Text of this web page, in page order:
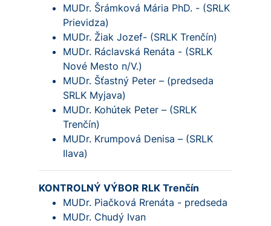
MUDr. Šrámková Mária PhD. - (SRLK
Prievidza)
MUDr. Žiak Jozef- (SRLK Trenčín)
MUDr. Ráclavská Renáta - (SRLK
Nové Mesto n/V.)
MUDr. Šťastný Peter – (predseda
SRLK Myjava)
MUDr. Kohútek Peter – (SRLK
Trenčín)
MUDr. Krumpová Denisa – (SRLK
Ilava)
KONTROLNÝ VÝBOR RLK Trenčín
MUDr. Piačková Rrenáta - predseda
MUDr. Chudý Ivan